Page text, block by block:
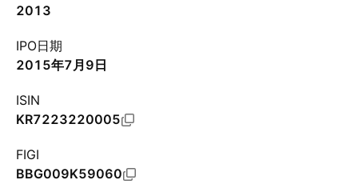
2013
IPO日期
2015年7月9日
ISIN
KR7223220005
FIGI
BBG009K59060